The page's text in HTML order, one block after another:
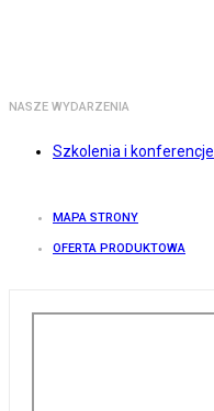
NASZE WYDARZENIA
Szkolenia i konferencje
MAPA STRONY
OFERTA PRODUKTOWA